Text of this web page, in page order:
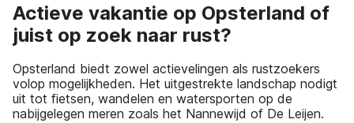
Actieve vakantie op Opsterland of
juist op zoek naar rust?
Opsterland biedt zowel actievelingen als rustzoekers
volop mogelijkheden. Het uitgestrekte landschap nodigt
uit tot fietsen, wandelen en watersporten op de
nabijgelegen meren zoals het Nannewijd of De Leijen.